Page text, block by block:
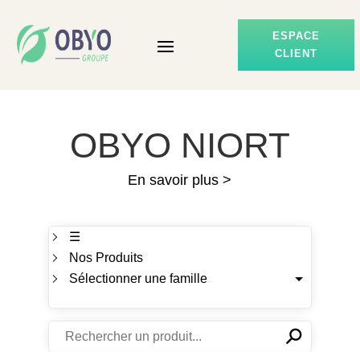
ESPACE
CLIENT
OBYO NIORT
En savoir plus >
☰
Nos Produits
Sélectionner une famille
✕⚲